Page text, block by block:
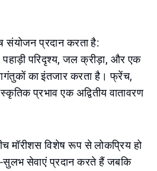
संयोजन प्रदान करता है:
परिदृश्य, जल क्रीड़ा, और एक
का इंतजार करता है। फ्रेंच,
प्रभाव एक अद्वितीय वातावरण
मॉरीशस विशेष रूप से लोकप्रिय हो
सुलभ सेवाएं प्रदान करते हैं जबकि